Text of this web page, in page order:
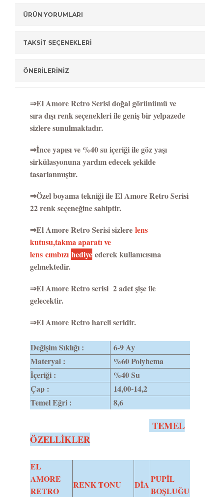
ÜRÜN YORUMLARI
TAKSİT SEÇENEKLERİ
ÖNERİLERİNİZ
⇒El Amore Retro Serisi doğal görünümü ve
sıra dışı renk seçenekleri ile geniş bir yelpazede
sizlere sunulmaktadır.
⇒İnce yapısı ve %40 su içeriği ile göz yaşı
sirkülasyonuna yardım edecek şekilde
tasarlanmıştır.
⇒Özel boyama tekniği ile El Amore Retro Serisi
22 renk seçeneğine sahiptir.
⇒El Amore Retro Serisi sizlere lens
kutusu,takma aparatı ve
lens cımbızı hediye ederek kullanıcısına
gelmektedir.
⇒El Amore Retro serisi 2 adet şişe ile
gelecektir.
⇒El Amore Retro hareli seridir.
Değişim Sıklığı :
6-9 Ay
Materyal :
%60 Polyhema
İçeriği :
%40 Su
Çap :
14,00-14,2
Temel Eğri :
8,6
TEMEL
ÖZELLİKLER
EL
AMORE
RETRO
RENK TONU DİA
PUPİL
BOŞLUĞU